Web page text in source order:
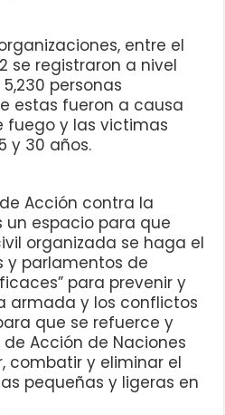
entre el
se registraron a nivel
personas
estas fueron a causa
fuego y las victimas
y 30 años.
Acción contra la
un espacio para que
organizada se haga el
y parlamentos de
para prevenir y
armada y los conflictos
que se refuerce y
Acción de Naciones
combatir y eliminar el
pequeñas y ligeras en